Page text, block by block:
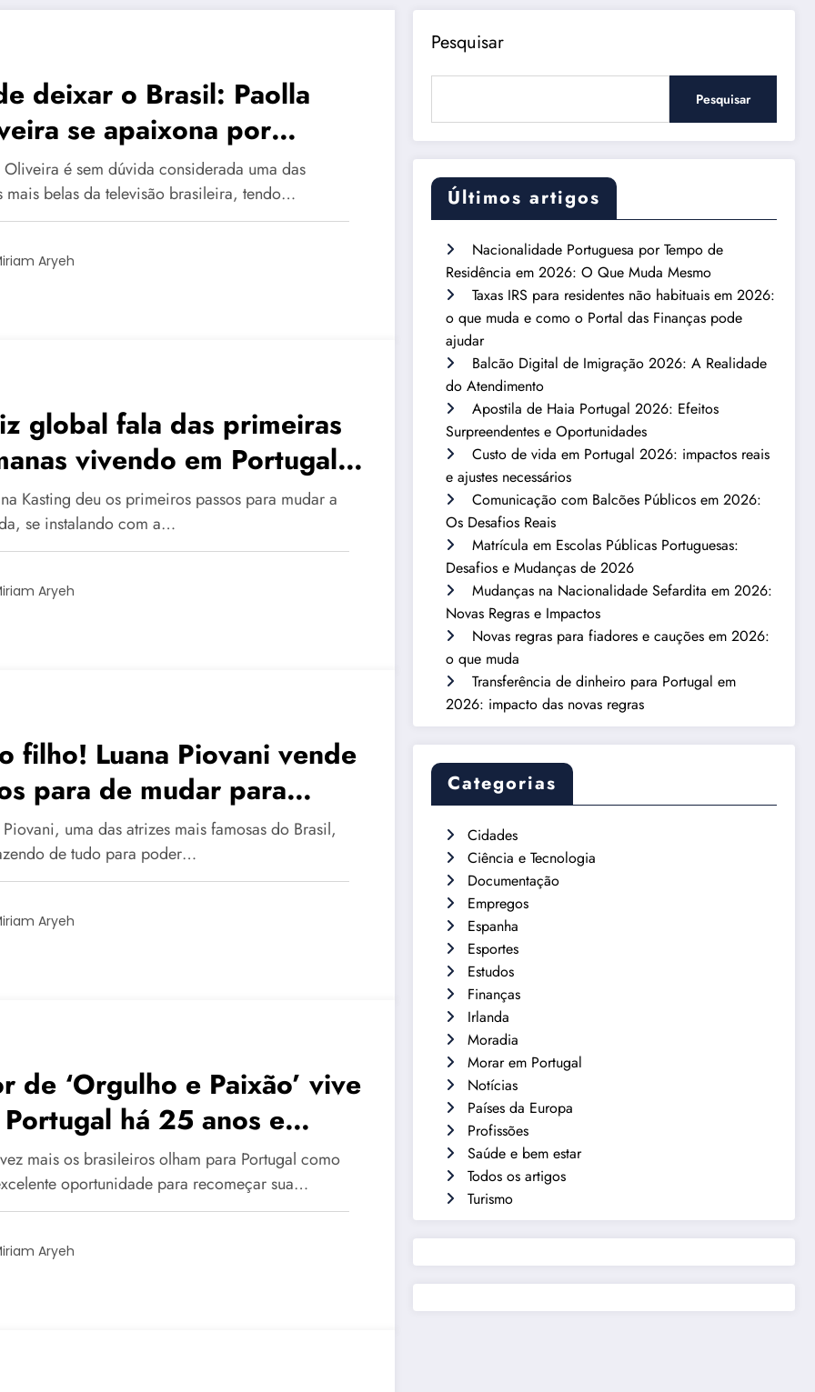
deixar o Brasil: Paolla
se apaixona por
e revela os motivos
Oliveira é sem dúvida considerada uma das
mais belas da televisão brasileira, tendo…
Aryeh
global fala das primeiras
vivendo em Portugal:
rara’
Kasting deu os primeiros passos para mudar a
se instalando com a…
Aryeh
filho! Luana Piovani vende
para de mudar para
‘medo de morrer’
Piovani, uma das atrizes mais famosas do Brasil,
de tudo para poder…
Aryeh
de ‘Orgulho e Paixão’ vive
há 25 anos e
saída do Brasil:
mais os brasileiros olham para Portugal como
oportunidade para recomeçar sua…
Aryeh
Pesquisar
Pesquisar
Últimos artigos
Nacionalidade Portuguesa por Tempo de
Residência em 2026: O Que Muda Mesmo
Taxas IRS para residentes não habituais em 2026:
o que muda e como o Portal das Finanças pode
ajudar
Balcão Digital de Imigração 2026: A Realidade
do Atendimento
Apostila de Haia Portugal 2026: Efeitos
Surpreendentes e Oportunidades
Custo de vida em Portugal 2026: impactos reais
e ajustes necessários
Comunicação com Balcões Públicos em 2026:
Os Desafios Reais
Matrícula em Escolas Públicas Portuguesas:
Desafios e Mudanças de 2026
Mudanças na Nacionalidade Sefardita em 2026:
Novas Regras e Impactos
Novas regras para fiadores e cauções em 2026:
o que muda
Transferência de dinheiro para Portugal em
2026: impacto das novas regras
Categorias
Cidades
Ciência e Tecnologia
Documentação
Empregos
Espanha
Esportes
Estudos
Finanças
Irlanda
Moradia
Morar em Portugal
Notícias
Países da Europa
Profissões
Saúde e bem estar
Todos os artigos
Turismo